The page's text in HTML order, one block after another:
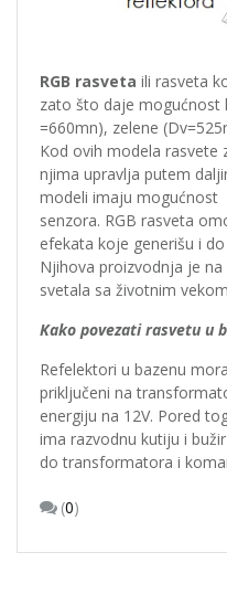
RGB rasveta ili rasveta
zato što daje mogućnost
=660mn), zelene
Kod ovih modela rasvete
njima upravlja putem
modeli imaju mogućnost
senzora. RGB rasveta
efekata koje generišu i
Njihova proizvodnja je
svetala sa životnim
Kako povezati rasvetu u
Refelektori u bazenu
priključeni na
energiju na 12V. Pored
ima razvodnu kutiju i
do transformatora i
(0)